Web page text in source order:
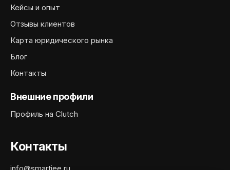
Кейсы и опыт
Отзывы клиентов
Карта юридического рынка
Блог
Контакты
Внешние профили
Профиль на Clutch
Контакты